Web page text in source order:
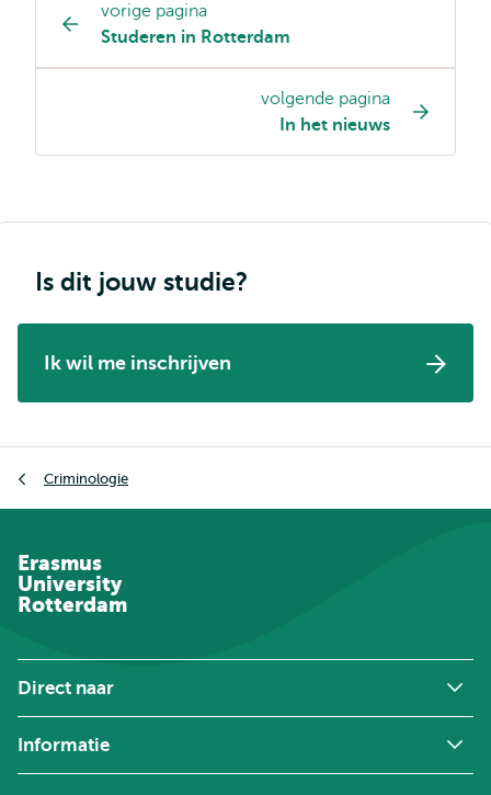
Opleiding
pagina
navigatie
vorige pagina
Studeren in Rotterdam
volgende pagina
In het nieuws
Is dit jouw studie?
Ik wil me inschrijven
Criminologie
Erasmus
University
Rotterdam
Direct naar
Informatie